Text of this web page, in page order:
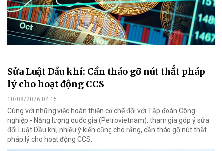
Sửa Luật Dầu khí: Cần tháo gỡ nút thắt pháp
lý cho hoạt động CCS
10/08/2026 04:15
Cùng với những việc hoàn thiện cơ chế đối với Tập đoàn Công
nghiệp - Năng lượng quốc gia (Petrovietnam), tham gia góp ý sửa
đổi Luật Dầu khí, nhiều ý kiến cũng cho rằng, cần tháo gỡ nút thắt
pháp lý cho hoạt động CCS.